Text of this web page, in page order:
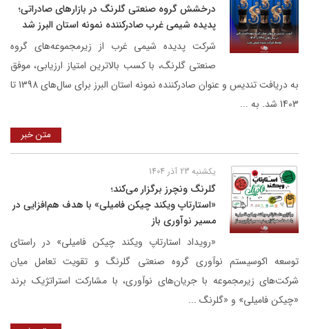
درخشش گروه صنعتی گلرنگ در بازارهای صادراتی؛
پدیده شیمی غرب صادرکننده نمونه استان البرز شد
شرکت پدیده شیمی غرب از زیرمجموعه‌های گروه
صنعتی گلرنگ، با کسب بالاترین امتیاز ارزیابی، موفق
به دریافت تندیس و عنوان صادرکننده نمونه استان البرز برای سال‌های 1398 تا
1403 شد. به ...
متن خبر
یکشنبه 23 آذر 1404
گلرنگ ونچرز برگزار می‌کند؛
«استارتاپ ویکند چیکن فامیلی» با هدف هم‌افزایی در
مسیر نوآوری باز
«رویداد استارتاپ ویکند چیکن فامیلی» در راستای
توسعه اکوسیستم نوآوری گروه صنعتی گلرنگ و تقویت تعامل میان
شرکت‌های زیرمجموعه با جریان‌های نوآوری، با مشارکت استراتژیک برند
«چیکن فامیلی» و «گلرنگ ...